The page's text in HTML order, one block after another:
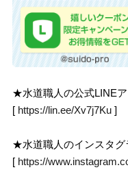
★水道職人の公式LINEア
[ https://lin.ee/Xv7j7Ku ]
★水道職人のインスタグ
[ https://